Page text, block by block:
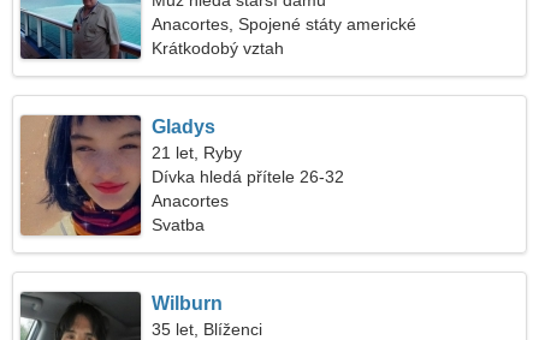
Anacortes, Spojené státy americké
Krátkodobý vztah
Gladys
21 let, Ryby
Dívka hledá přítele 26-32
Anacortes
Svatba
Wilburn
35 let, Blíženci